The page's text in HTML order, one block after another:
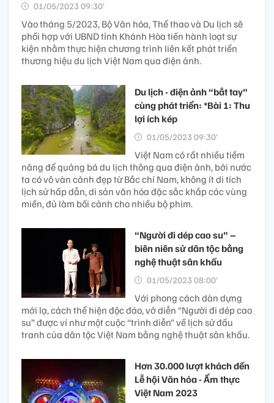
01/05/2023 09:30’
Vào tháng 5/2023, Bộ Văn hóa, Thể thao và Du lịch sẽ
phối hợp với UBND tỉnh Khánh Hòa tiến hành loạt sự
kiện nhằm thực hiện chương trình liên kết phát triển
thương hiệu du lịch Việt Nam qua điện ảnh.
Du lịch - điện ảnh “bắt tay”
cùng phát triển: *Bài 1: Thu
lợi ích kép
01/05/2023 09:30’
Việt Nam có rất nhiều tiềm
năng để quảng bá du lịch thông qua điện ảnh, bởi nước
ta có vô vàn cảnh đẹp từ Bắc chí Nam, không ít di tích
lịch sử hấp dẫn, di sản văn hóa đặc sắc khắp các vùng
miền, đủ làm bối cảnh cho nhiều bộ phim.
“Người đi dép cao su” –
biên niên sử dân tộc bằng
nghệ thuật sân khấu
01/05/2023 08:00’
Với phong cách dàn dựng
mới lạ, cách thể hiện độc đáo, vở diễn “Người đi dép cao
su” được ví như một cuộc “trình diễn” về lịch sử đấu
tranh của dân tộc Việt Nam bằng nghệ thuật sân khấu.
Hơn 30.000 lượt khách đến
Lễ hội Văn hóa - Ẩm thực
Việt Nam 2023